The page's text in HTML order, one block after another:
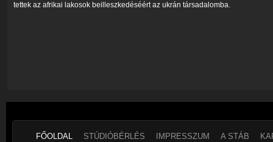
tettek az afrikai lakosok beilleszkedéséért az ukrán társadalomba.
FŐOLDAL STÚDIÓBÉRLÉS IMPRESSZUM A STÁB